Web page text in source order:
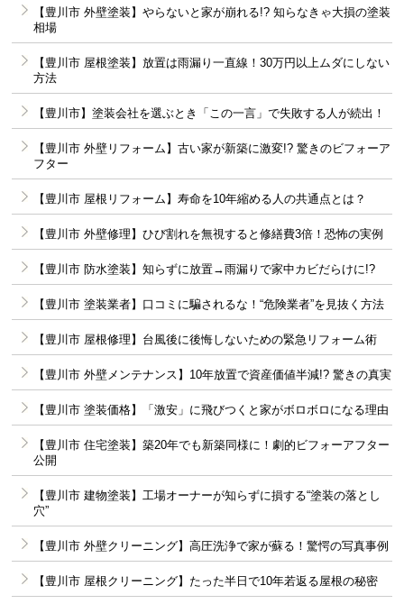
【豊川市 外壁塗装】やらないと家が崩れる!? 知らなきゃ大損の塗装
相場
【豊川市 屋根塗装】放置は雨漏り一直線！30万円以上ムダにしない
方法
【豊川市】塗装会社を選ぶとき「この一言」で失敗する人が続出！
【豊川市 外壁リフォーム】古い家が新築に激変!? 驚きのビフォーア
フター
【豊川市 屋根リフォーム】寿命を10年縮める人の共通点とは？
【豊川市 外壁修理】ひび割れを無視すると修繕費3倍！恐怖の実例
【豊川市 防水塗装】知らずに放置→雨漏りで家中カビだらけに!?
【豊川市 塗装業者】口コミに騙されるな！“危険業者”を見抜く方法
【豊川市 屋根修理】台風後に後悔しないための緊急リフォーム術
【豊川市 外壁メンテナンス】10年放置で資産価値半減!? 驚きの真実
【豊川市 塗装価格】「激安」に飛びつくと家がボロボロになる理由
【豊川市 住宅塗装】築20年でも新築同様に！劇的ビフォーアフター
公開
【豊川市 建物塗装】工場オーナーが知らずに損する“塗装の落とし
穴”
【豊川市 外壁クリーニング】高圧洗浄で家が蘇る！驚愕の写真事例
【豊川市 屋根クリーニング】たった半日で10年若返る屋根の秘密